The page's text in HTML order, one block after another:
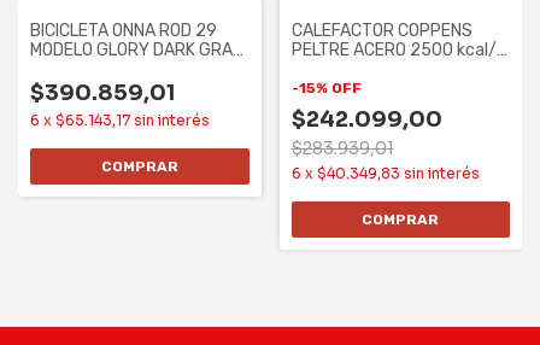
BICICLETA ONNA ROD 29
MODELO GLORY DARK GRAY
$390.859,01
6 x $65.143,17 sin interés
CALEFACTOR COPPENS
PELTRE ACERO 2500 kcal/h
-15% OFF
$242.099,00
$283.939,01
6 x $40.349,83 sin interés